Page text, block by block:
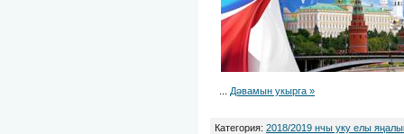
Дәвамын укырга »
Категория: 2018/2019 нчы уку елы